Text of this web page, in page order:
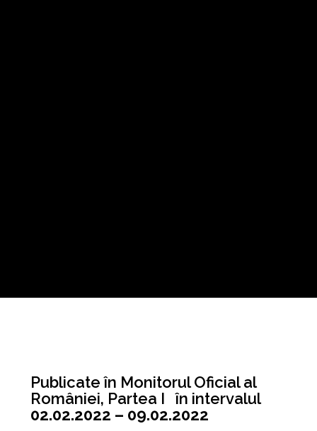
Publicate în Monitorul Oficial al
României, Partea I în intervalul
02.02.2022 – 09.02.2022